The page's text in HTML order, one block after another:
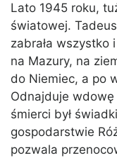
Lato 1945 roku,
światowej.
zabrała wszystko
na Mazury, na
do Niemiec, a po
Odnajduje wdowę
śmierci był
gospodarstwie
pozwala